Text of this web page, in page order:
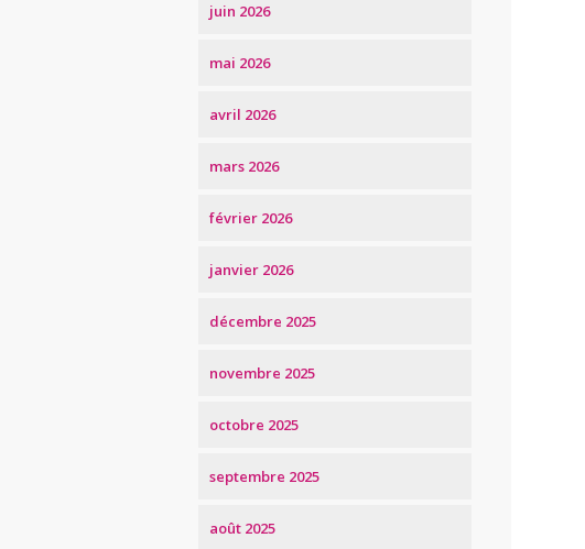
juin 2026
mai 2026
avril 2026
mars 2026
février 2026
janvier 2026
décembre 2025
novembre 2025
octobre 2025
septembre 2025
août 2025